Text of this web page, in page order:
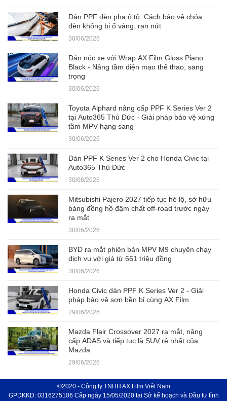
Dán PPF đèn pha ô tô: Cách bảo vệ chóa
đèn không bị ố vàng, rạn nứt
30/06/2026
Dán nóc xe với Wrap AX Film Gloss Piano
Black - Nâng tầm diện mạo thể thao, sang
trọng
30/06/2026
Toyota Alphard nâng cấp PPF K Series Ver 2
tại Auto365 Thủ Đức - Giải pháp bảo vệ xứng
tầm MPV hạng sang
30/06/2026
Dán PPF K Series Ver 2 cho Honda Civic tại
Auto365 Thủ Đức
30/06/2026
Mitsubishi Pajero 2027 tiếp tục hé lộ, sở hữu
bảng đồng hồ đậm chất off-road trước ngày
ra mắt
30/06/2026
BYD ra mắt phiên bản MPV M9 chuyên chạy
dịch vụ với giá từ 661 triệu đồng
30/06/2026
Honda Civic dán PPF K Series Ver 2 - Giải
pháp bảo vệ sơn bền bỉ cùng AX Film
29/06/2026
Mazda Flair Crossover 2027 ra mắt, nâng
cấp ADAS và tiếp tục là SUV rẻ nhất của
Mazda
29/06/2026
©2020 - Công ty TNHH AX Film Việt Nam
GPDKKD: 0316275106 Cấp ngày 15/05/2020 tại Sở kế hoạch và Đầu tư tỉnh